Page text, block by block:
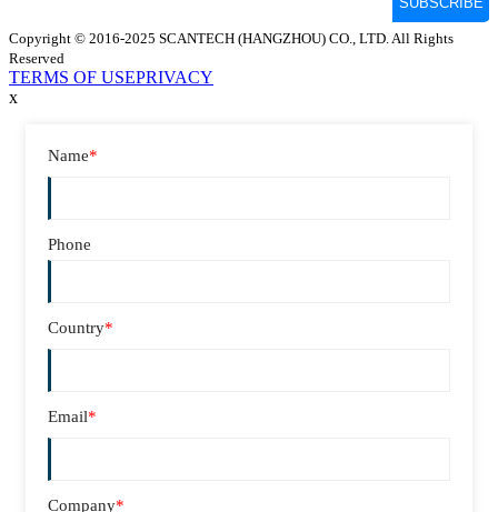
Copyright © 2016-2025 SCANTECH (HANGZHOU) CO., LTD. All Rights
Reserved
TERMS OF USEPRIVACY
x
Name*
Phone
Country*
Email*
Company*